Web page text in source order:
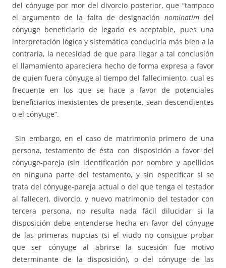
del cónyuge por mor del divorcio posterior, que “tampoco
el argumento de la falta de designación nominatimdel
cónyuge beneficiario de legado es aceptable, pues una
interpretación lógica y sistemática conduciría más bien a la
contraria, la necesidad de que para llegar a tal conclusión
el llamamiento apareciera hecho de forma expresa a favor
de quien fuera cónyuge al tiempo del fallecimiento, cual es
frecuente en los que se hace a favor de potenciales
beneficiarios inexistentes de presente, sean descendientes
o el cónyuge”.
Sin embargo, en el caso de matrimonio primero de una
persona, testamento de ésta con disposición a favor del
cónyuge-pareja (sin identificación por nombre y apellidos
en ninguna parte del testamento, y sin especificar si se
trata del cónyuge-pareja actual o del que tenga el testador
al fallecer), divorcio, y nuevo matrimonio del testador con
tercera persona, no resulta nada fácil dilucidar si la
disposición debe entenderse hecha en favor del cónyuge
de las primeras nupcias (si el viudo no consigue probar
que ser cónyuge al abrirse la sucesión fue motivo
determinante de la disposición), o del cónyuge de las